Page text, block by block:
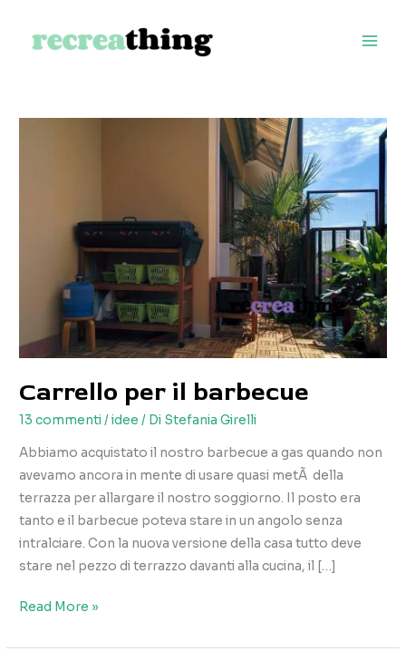
Carrello per il barbecue
13 commenti/idee / Di Stefania Girelli
Abbiamo acquistato il nostro barbecue a gas quando non
avevamo ancora in mente di usare quasi metÃ della
terrazza per allargare il nostro soggiorno. Il posto era
tanto e il barbecue poteva stare in un angolo senza
intralciare. Con la nuova versione della casa tutto deve
stare nel pezzo di terrazzo davanti alla cucina, il […]
Carrello
il
Read More »